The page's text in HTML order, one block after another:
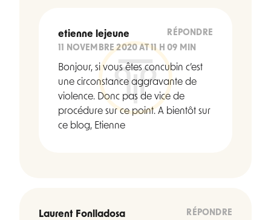
etienne lejeune
11 NOVEMBRE 2020 AT 11 H 09 MIN
RÉPONDRE
Bonjour, si vous êtes concubin c’est
une circonstance aggravante de
violence. Donc pas de vice de
procédure sur ce point. A bientôt sur
ce blog, Etienne
Laurent Fonlladosa RÉPONDRE